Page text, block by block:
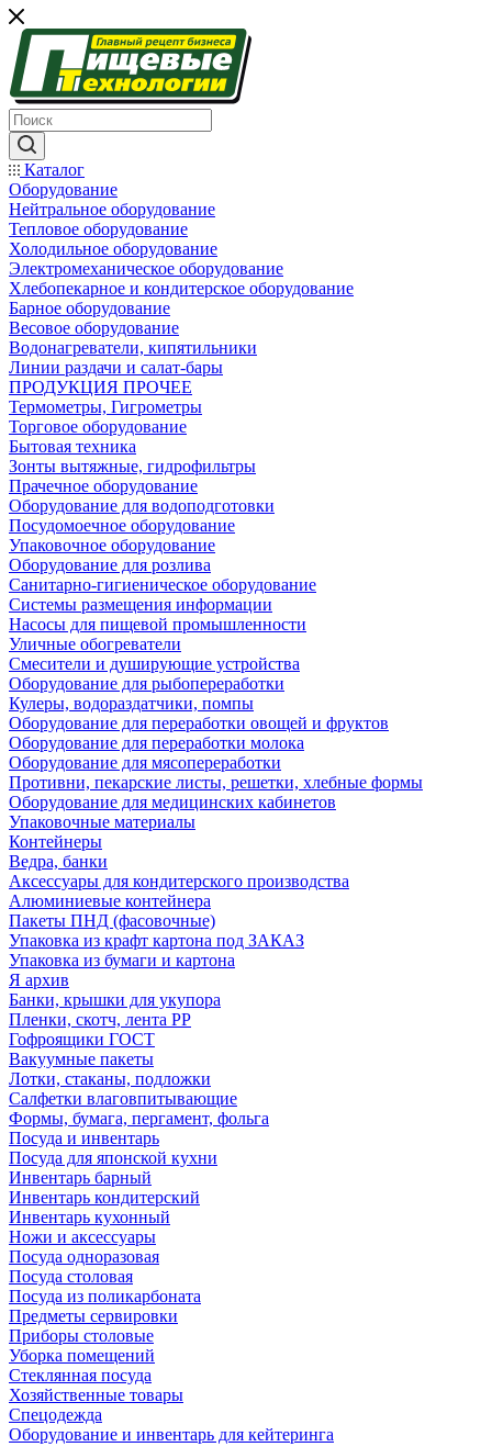
Каталог
Оборудование
Нейтральное оборудование
Тепловое оборудование
Холодильное оборудование
Электромеханическое оборудование
Хлебопекарное и кондитерское оборудование
Барное оборудование
Весовое оборудование
Водонагреватели, кипятильники
Линии раздачи и салат-бары
ПРОДУКЦИЯ ПРОЧЕЕ
Термометры, Гигрометры
Торговое оборудование
Бытовая техника
Зонты вытяжные, гидрофильтры
Прачечное оборудование
Оборудование для водоподготовки
Посудомоечное оборудование
Упаковочное оборудование
Оборудование для розлива
Санитарно-гигиеническое оборудование
Системы размещения информации
Насосы для пищевой промышленности
Уличные обогреватели
Смесители и душирующие устройства
Оборудование для рыбопереработки
Кулеры, водораздатчики, помпы
Оборудование для переработки овощей и фруктов
Оборудование для переработки молока
Оборудование для мясопереработки
Противни, пекарские листы, решетки, хлебные формы
Оборудование для медицинских кабинетов
Упаковочные материалы
Контейнеры
Ведра, банки
Аксессуары для кондитерского производства
Алюминиевые контейнера
Пакеты ПНД (фасовочные)
Упаковка из крафт картона под ЗАКАЗ
Упаковка из бумаги и картона
Я архив
Банки, крышки для укупора
Пленки, скотч, лента РР
Гофроящики ГОСТ
Вакуумные пакеты
Лотки, стаканы, подложки
Салфетки влаговпитывающие
Формы, бумага, пергамент, фольга
Посуда и инвентарь
Посуда для японской кухни
Инвентарь барный
Инвентарь кондитерский
Инвентарь кухонный
Ножи и аксессуары
Посуда одноразовая
Посуда столовая
Посуда из поликарбоната
Предметы сервировки
Приборы столовые
Уборка помещений
Стеклянная посуда
Хозяйственные товары
Спецодежда
Оборудование и инвентарь для кейтеринга